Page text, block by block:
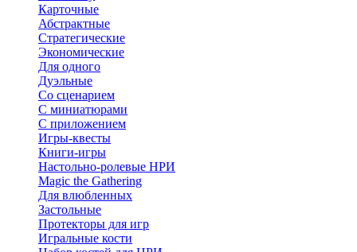
Карточные
Абстрактные
Стратегические
Экономические
Для одного
Дуэльные
Со сценарием
С миниатюрами
С приложением
Игры-квесты
Книги-игры
Настольно-ролевые НРИ
Magic the Gathering
Для влюбленных
Застольные
Протекторы для игр
Игральные кости